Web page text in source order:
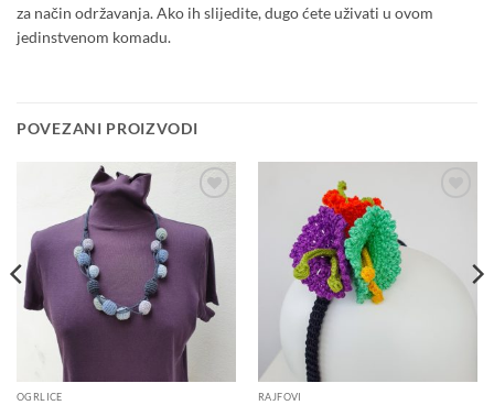
za način održavanja. Ako ih slijedite, dugo ćete uživati u ovom
jedinstvenom komadu.
POVEZANI PROIZVODI
wishlist
OGRLICE RAJFOVI